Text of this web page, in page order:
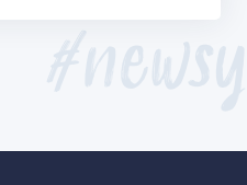
#newsy